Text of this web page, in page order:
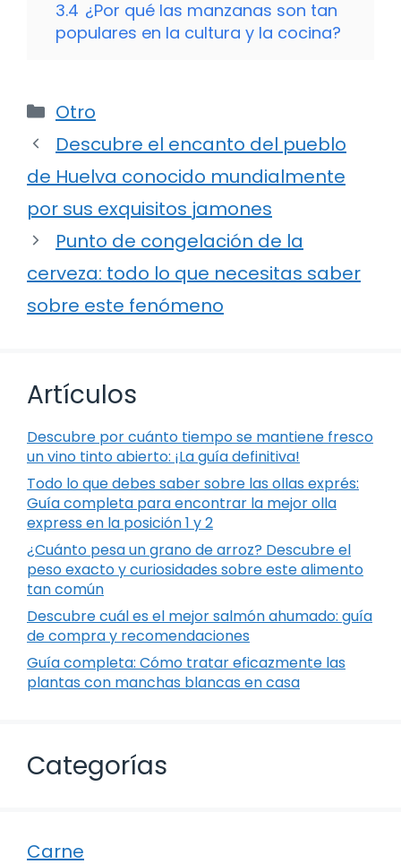
3.4 ¿Por qué las manzanas son tan
populares en la cultura y la cocina?
Categorías
Otro
Descubre el encanto del pueblo
de Huelva conocido mundialmente
por sus exquisitos jamones
Punto de congelación de la
cerveza: todo lo que necesitas saber
sobre este fenómeno
Artículos
Descubre por cuánto tiempo se mantiene fresco
un vino tinto abierto: ¡La guía definitiva!
Todo lo que debes saber sobre las ollas exprés:
Guía completa para encontrar la mejor olla
express en la posición 1 y 2
¿Cuánto pesa un grano de arroz? Descubre el
peso exacto y curiosidades sobre este alimento
tan común
Descubre cuál es el mejor salmón ahumado: guía
de compra y recomendaciones
Guía completa: Cómo tratar eficazmente las
plantas con manchas blancas en casa
Categorías
Carne